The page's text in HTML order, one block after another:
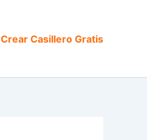
Crear Casillero Gratis